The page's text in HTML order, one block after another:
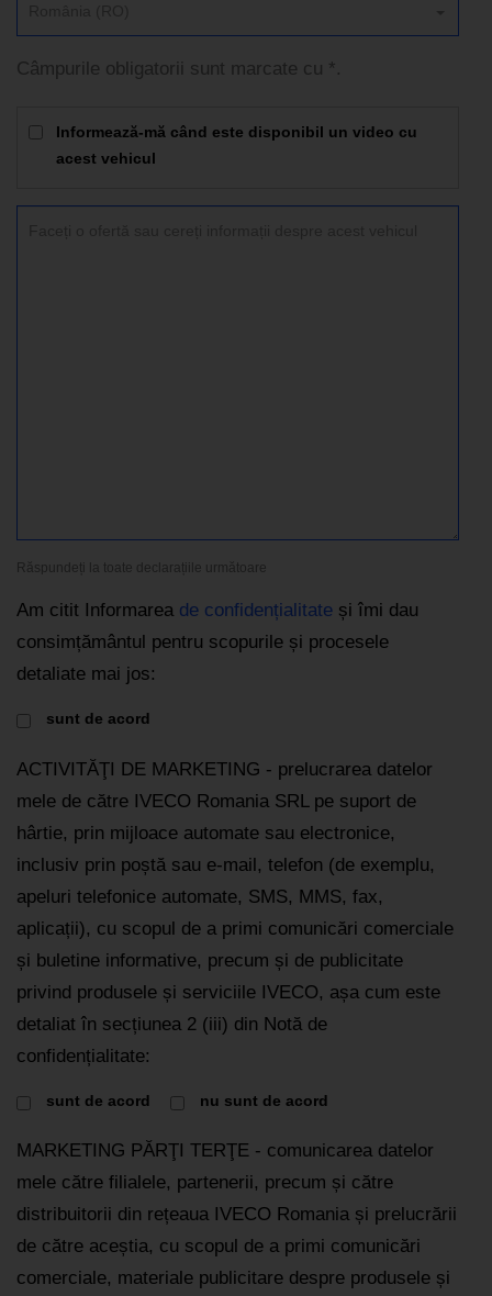
Câmpurile obligatorii sunt marcate cu *.
Informează-mă când este disponibil un video cu
acest vehicul
Răspundeți la toate declarațiile următoare
Am citit Informarea de confidențialitate și îmi dau
consimțământul pentru scopurile și procesele
detaliate mai jos:
sunt de acord
ACTIVITĂŢI DE MARKETING - prelucrarea datelor
mele de către IVECO Romania SRL pe suport de
hârtie, prin mijloace automate sau electronice,
inclusiv prin poștă sau e-mail, telefon (de exemplu,
apeluri telefonice automate, SMS, MMS, fax,
aplicații), cu scopul de a primi comunicări comerciale
și buletine informative, precum și de publicitate
privind produsele și serviciile IVECO, așa cum este
detaliat în secțiunea 2 (iii) din Notă de
confidențialitate:
sunt de acord nu sunt de acord
MARKETING PĂRŢI TERŢE - comunicarea datelor
mele către filialele, partenerii, precum și către
distribuitorii din rețeaua IVECO Romania și prelucrării
de către aceștia, cu scopul de a primi comunicări
comerciale, materiale publicitare despre produsele și